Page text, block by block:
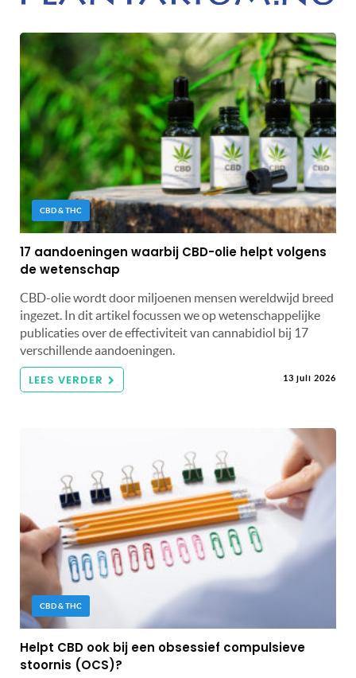
CBD & THC
17 aandoeningen waarbij CBD-olie helpt volgens
de wetenschap
CBD-olie wordt door miljoenen mensen wereldwijd breed
ingezet. In dit artikel focussen we op wetenschappelijke
publicaties over de effectiviteit van cannabidiol bij 17
verschillende aandoeningen.
LEES VERDER 13 juli 2026
CBD & THC
Helpt CBD ook bij een obsessief compulsieve
stoornis (OCS)?